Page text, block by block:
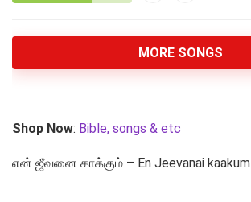
MORE SONGS
Shop Now: Bible, songs & etc
என் ஜீவனை காக்கும் – En Jeevanai kaakum